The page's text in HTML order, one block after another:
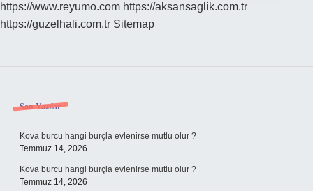
https://www.reyumo.com https://aksansaglik.com.tr
https://guzelhali.com.tr Sitemap
Sidebar
Son Yazılar
Kova burcu hangi burçla evlenirse mutlu olur ?
Temmuz 14, 2026
Kova burcu hangi burçla evlenirse mutlu olur ?
Temmuz 14, 2026